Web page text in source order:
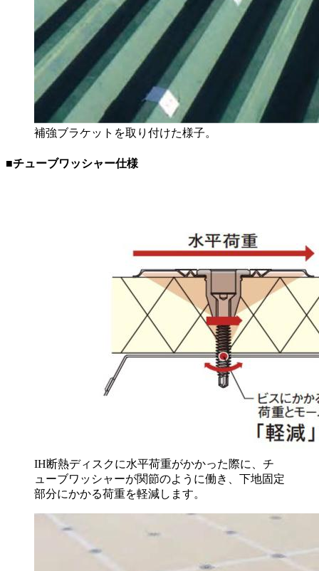
補強ブラケットを取り付けた様子。
■チューブワッシャー仕様
IH断熱ディスクに水平荷重がかかった際に、チ
ューブワッシャーが関節のように働き、下地固定
部分にかかる荷重を軽減します。